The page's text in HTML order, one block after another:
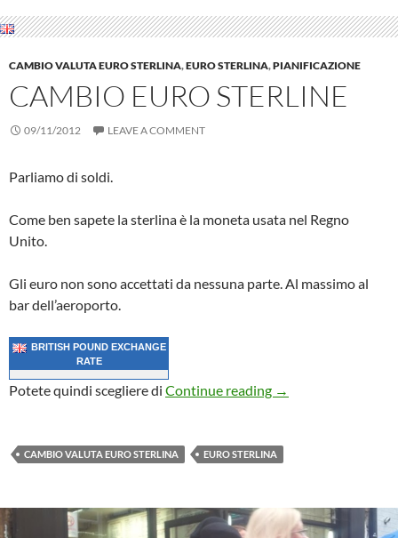
CAMBIO VALUTA EURO STERLINA,EURO STERLINA,PIANIFICAZIONE
CAMBIO EURO STERLINE
09/11/2012 LEAVE A COMMENT
Parliamo di soldi.
Come ben sapete la sterlina è la moneta usata nel Regno
Unito.
Gli euro non sono accettati da nessuna parte. Al massimo al
bar dell’aeroporto.
BRITISH POUND EXCHANGE
RATE
Potete quindi scegliere di Continue reading Cambio Euro
→
CAMBIO VALUTA EURO STERLINA EURO STERLINA